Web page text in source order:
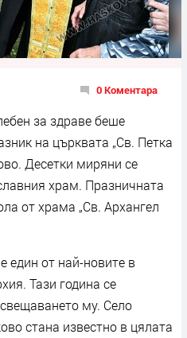
0 Коментара
за здраве беше
на църквата „Св. Петка
Десетки миряни се
храм. Празничната
от храма „Св. Архангел
един от най-новите в
Тази година се
му. Село
стана известно в цялата